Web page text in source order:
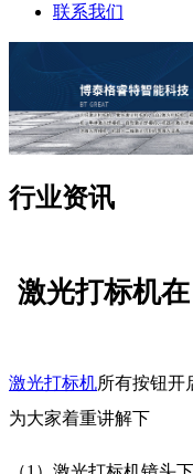
联系我们
行业资讯
激光打标机
激光打标机所有按钮开
为大家着重讲解下